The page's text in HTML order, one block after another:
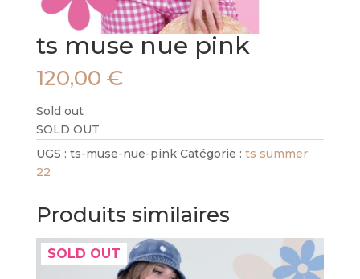
ts muse nue pink
120,00 €
Sold out
SOLD OUT
UGS : ts-muse-nue-pink Catégorie : ts summer
22
Produits similaires
SOLD OUT